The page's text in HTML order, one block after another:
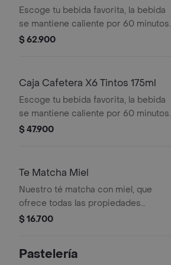
Escoge tu bebida favorita, la bebida
se mantiene caliente por 60 minutos.
6 vasos de 175ml.
$ 62.900
Caja Cafetera X6 Tintos 175ml
Escoge tu bebida favorita, la bebida
se mantiene caliente por 60 minutos.
6 vasos de 175ml
$ 47.900
Te Matcha Miel
Nuestro té matcha con miel, que
ofrece todas las propiedades
antioxidantes y desintoxicantes del té
$ 16.700
Pastelería